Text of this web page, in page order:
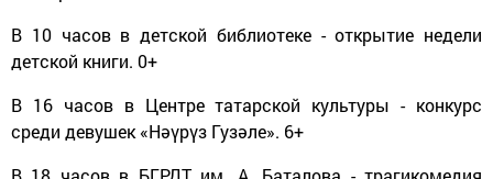
В 10 часов в детской библиотеке - открытие недели
детской книги. 0+
В 16 часов в Центре татарской культуры - конкурс
среди девушек «Нәүрүз Гузәле». 6+